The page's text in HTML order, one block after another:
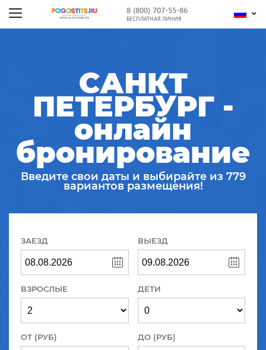
8 (800) 707-55-86
БЕСПЛАТНАЯ ЛИНИЯ
САНКТ
ПЕТЕРБУРГ -
онлайн
бронирование
Введите свои даты и выбирайте из 779
вариантов размещения!
ЗАЕЗД ВЫЕЗД
ВЗРОСЛЫЕ ДЕТИ
ОТ (РУБ) ДО (РУБ)